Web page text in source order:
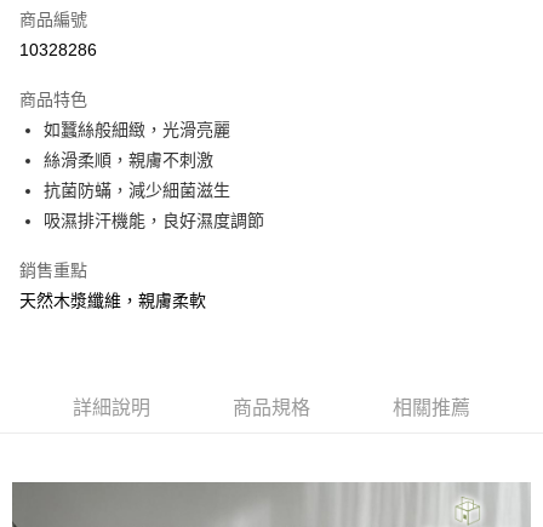
信用卡分期付款
合作金庫商業銀行
華南商業銀行
上海商業儲蓄銀行
國泰世華商業銀行
臺灣中小企業銀行
聯邦商業銀行
元大商業銀行
超商取貨付款
LINE Pay
Apple Pay
Google Pay
相關說明
流程，驗證手機門號後，選擇欲分期的期數、繳款截止日，確認付款後即完
商品編號
10328286
商品特色
如蠶絲般細緻，光滑亮麗
絲滑柔順，親膚不刺激
抗菌防蟎，減少細菌滋生
吸濕排汗機能，良好濕度調節
銷售重點
天然木漿纖維，親膚柔軟
詳細說明 商品規格 相關推薦